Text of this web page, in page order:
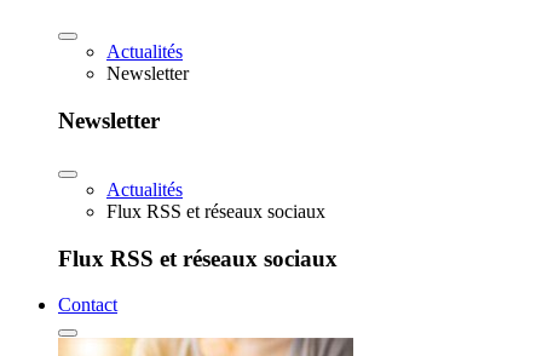
Actualités
Newsletter
Newsletter
Actualités
Flux RSS et réseaux sociaux
Flux RSS et réseaux sociaux
Contact